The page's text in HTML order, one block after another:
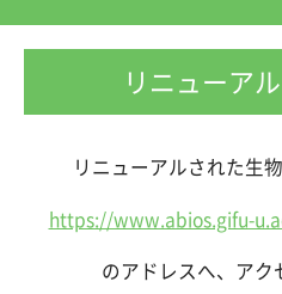
リニューア
リニューアルされた生
https://www.abios.gifu-
のアドレスへ、アク